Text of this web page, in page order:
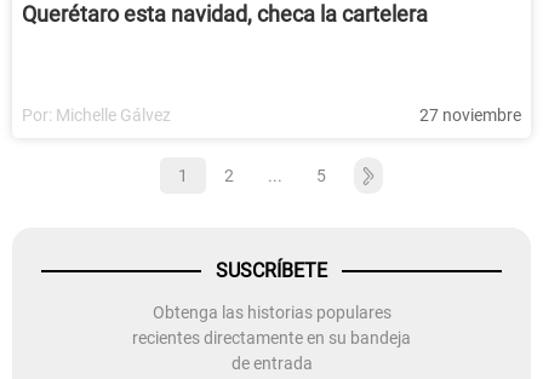
Querétaro esta navidad, checa la cartelera
Por: Michelle Gálvez 27 noviembre
1 2 ... 5
SUSCRÍBETE
Obtenga las historias populares
recientes directamente en su bandeja
de entrada